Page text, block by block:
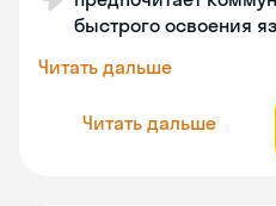
быстрого освоения
Читать дальше
Читать дальше